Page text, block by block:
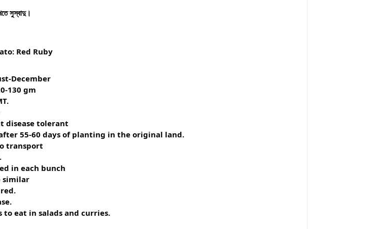
সুস্বাদু।
Red Ruby
December
130 gm
disease tolerant
55-60 days of planting in the original land.
transport
in each bunch
similar
eat in salads and curries.